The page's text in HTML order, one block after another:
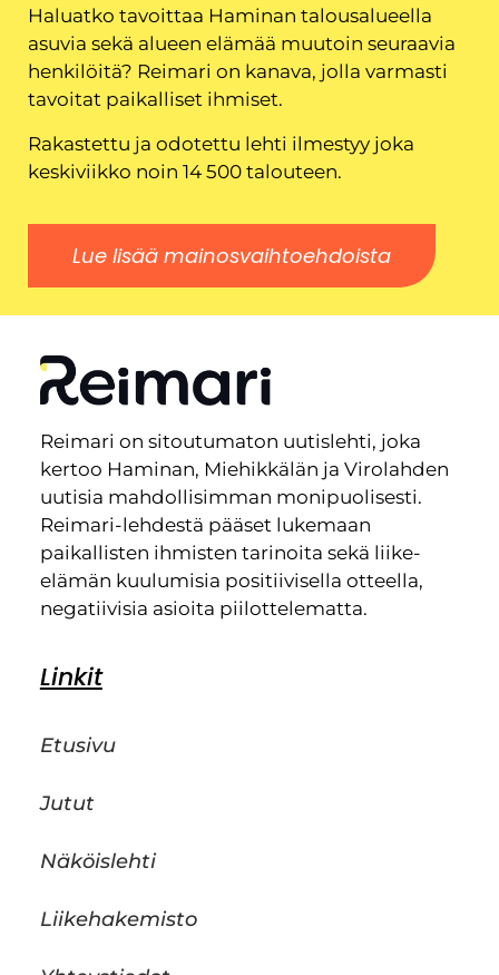
Haluatko tavoittaa Haminan talousalueella
asuvia sekä alueen elämää muutoin seuraavia
henkilöitä? Reimari on kanava, jolla varmasti
tavoitat paikalliset ihmiset.
Rakastettu ja odotettu lehti ilmestyy joka
keskiviikko noin 14 500 talouteen.
Lue lisää mainosvaihtoehdoista
Reimari on sitoutumaton uutislehti, joka
kertoo Haminan, Miehikkälän ja Virolahden
uutisia mahdollisimman monipuolisesti.
Reimari-lehdestä pääset lukemaan
paikallisten ihmisten tarinoita sekä liike-
elämän kuulumisia positiivisella otteella,
negatiivisia asioita piilottelematta.
Linkit
Etusivu
Jutut
Näköislehti
Liikehakemisto